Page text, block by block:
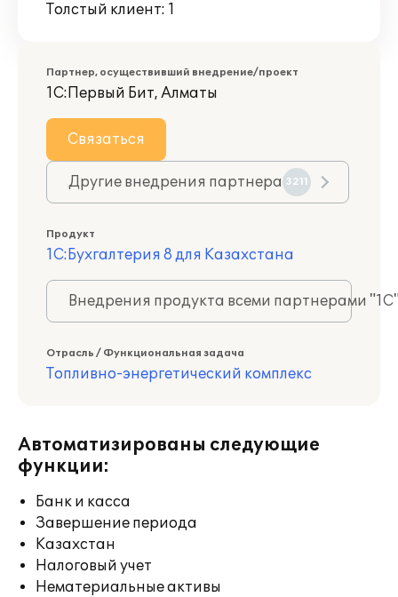
Толстый клиент: 1
Партнер, осуществивший внедрение/проект
1С:Первый Бит, Алматы
Связаться
Другие внедрения партнера 3211
Продукт
1С:Бухгалтерия 8 для Казахстана
Внедрения продукта всеми партнерами
Отрасль / Функциональная задача
Топливно-энергетический комплекс
Автоматизированы следующие
функции:
Банк и касса
Завершение периода
Казахстан
Налоговый учет
Нематериальные активы